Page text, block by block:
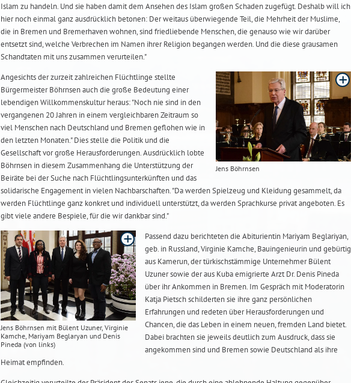
Islam zu handeln. Und sie haben damit dem Ansehen des Islam großen Schaden zugefügt. Deshalb will ich
hier noch einmal ganz ausdrücklich betonen: Der weitaus überwiegende Teil, die Mehrheit der Muslime,
die in Bremen und Bremerhaven wohnen, sind friedliebende Menschen, die genauso wie wir darüber
entsetzt sind, welche Verbrechen im Namen ihrer Religion begangen werden. Und die diese grausamen
Schandtaten mit uns zusammen verurteilen."
Jens Böhrnsen
Angesichts der zurzeit zahlreichen Flüchtlinge stellte
Bürgermeister Böhrnsen auch die große Bedeutung einer
lebendigen Willkommenskultur heraus: "Noch nie sind in den
vergangenen 20 Jahren in einem vergleichbaren Zeitraum so
viel Menschen nach Deutschland und Bremen geflohen wie in
den letzten Monaten." Dies stelle die Politik und die
Gesellschaft vor große Herausforderungen. Ausdrücklich lobte
Böhrnsen in diesem Zusammenhang die Unterstützung der
Beiräte bei der Suche nach Flüchtlingsunterkünften und das
solidarische Engagement in vielen Nachbarschaften. "Da werden Spielzeug und Kleidung gesammelt, da
werden Flüchtlinge ganz konkret und individuell unterstützt, da werden Sprachkurse privat angeboten. Es
gibt viele andere Bespiele, für die wir dankbar sind."
Jens Böhrnsen mit Bülent Uzuner, Virginie
Kamche, Mariyam Beglaryan und Denis
Pineda (von links)
Passend dazu berichteten die Abiturientin Mariyam Beglariyan,
geb. in Russland, Virginie Kamche, Bauingenieurin und gebürtig
aus Kamerun, der türkischstämmige Unternehmer Bülent
Uzuner sowie der aus Kuba emigrierte Arzt Dr. Denis Pineda
über ihr Ankommen in Bremen. Im Gespräch mit Moderatorin
Katja Pietsch schilderten sie ihre ganz persönlichen
Erfahrungen und redeten über Herausforderungen und
Chancen, die das Leben in einem neuen, fremden Land bietet.
Dabei brachten sie jeweils deutlich zum Ausdruck, dass sie
angekommen sind und Bremen sowie Deutschland als ihre
Heimat empfinden.